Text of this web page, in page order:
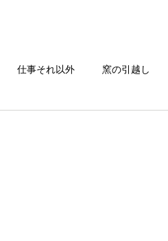
仕事それ以外 窯の引越し